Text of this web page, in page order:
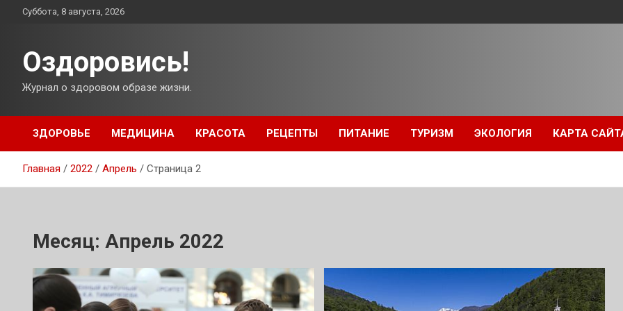
ПерейтиСуббота, 8 августа, 2026
Оздоровись!
Журнал о здоровом образе жизни.
ЗДОРОВЬЕ МЕДИЦИНА КРАСОТА РЕЦЕПТЫ ПИТАНИЕ ТУРИЗМ ЭКОЛОГИЯ КАРТА
Главная 2022 Апрель Страница 2
Месяц: Апрель 2022